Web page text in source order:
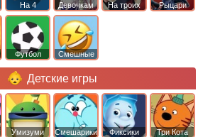
На 4 Девочкам На троих Рыцари
Футбол Смешные
Детские игры
Умизуми Смешарики Фиксики Три Кота